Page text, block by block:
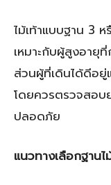
ไม้เท้าแบบฐาน 3
เหมาะกับผู้สูงอายุ
ส่วนผู้ที่เดินได้ดีอยู่
โดยควรตรวจสอบ
ปลอดภัย
แนวทางเลือกฐานไ